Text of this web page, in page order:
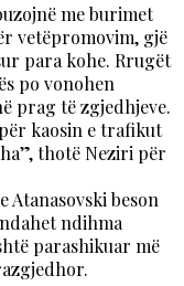
me burimet
vetëpromovim, gjë
para kohe. Rrugët
po vonohen
prag të zgjedhjeve.
kaosin e trafikut
thotë Neziri për
Atanasovski beson
ndihma
parashikuar më